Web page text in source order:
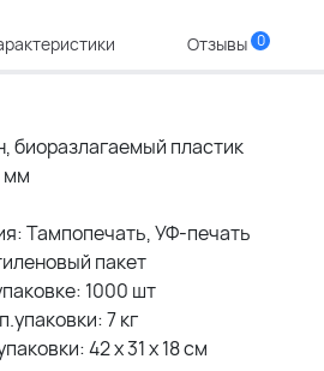
Отзывы 0
биоразлагаемый пластик
мм
Тампопечать, УФ-печать
пакет
1000 шт
7 кг
42 x 31 x 18 см